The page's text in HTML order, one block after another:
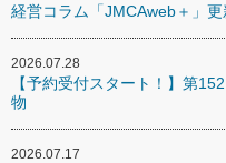
経営コラム「JMCAweb＋」
2026.07.28
【予約受付スタート！】第
物
2026.07.17